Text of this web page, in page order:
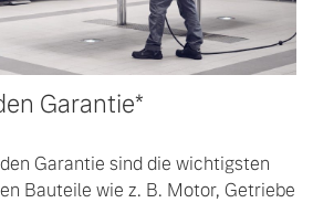
Volvo Selekt
Gebrauchtwagen
Die Neuwagenalternative
Mehr erfahren
Frühjahrscheck
Entdecken Sie unsere
saisonalen Angebote.
Mehr erfahren
Garantie*
Garantie sind die wichtigsten
Bauteile wie z. B. Motor, Getriebe